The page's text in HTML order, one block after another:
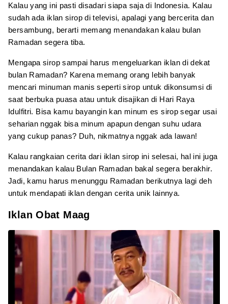
Kalau yang ini pasti disadari siapa saja di Indonesia. Kalau
sudah ada iklan sirop di televisi, apalagi yang bercerita dan
bersambung, berarti memang menandakan kalau bulan
Ramadan segera tiba.
Mengapa sirop sampai harus mengeluarkan iklan di dekat
bulan Ramadan? Karena memang orang lebih banyak
mencari minuman manis seperti sirop untuk dikonsumsi di
saat berbuka puasa atau untuk disajikan di Hari Raya
Idulfitri. Bisa kamu bayangin kan minum es sirop segar usai
seharian nggak bisa minum apapun dengan suhu udara
yang cukup panas? Duh, nikmatnya nggak ada lawan!
Kalau rangkaian cerita dari iklan sirop ini selesai, hal ini juga
menandakan kalau Bulan Ramadan bakal segera berakhir.
Jadi, kamu harus menunggu Ramadan berikutnya lagi deh
untuk mendapati iklan dengan cerita unik lainnya.
Iklan Obat Maag